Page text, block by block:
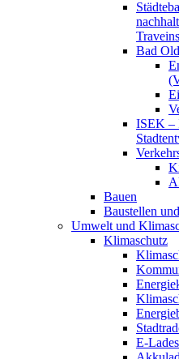
Bad
ISEK –
Bauen
Baustellen
Umwelt und
Klimaschutz
E-